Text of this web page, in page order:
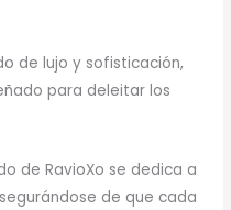
de lujo y sofisticación,
para deleitar los
de RavioXo se dedica a
de que cada